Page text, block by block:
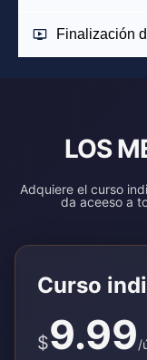
Finalización
LOS
Adquiere el curso
da aceeso a
Curso
$9.99/